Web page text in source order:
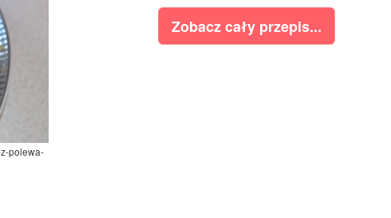
polewa-
Zobacz cały przepis...